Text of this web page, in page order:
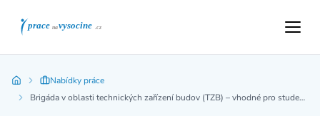
Nabídky práce
Brigáda v oblasti technických zařízení budov (TZB) – vhodné pro studenty VŠ